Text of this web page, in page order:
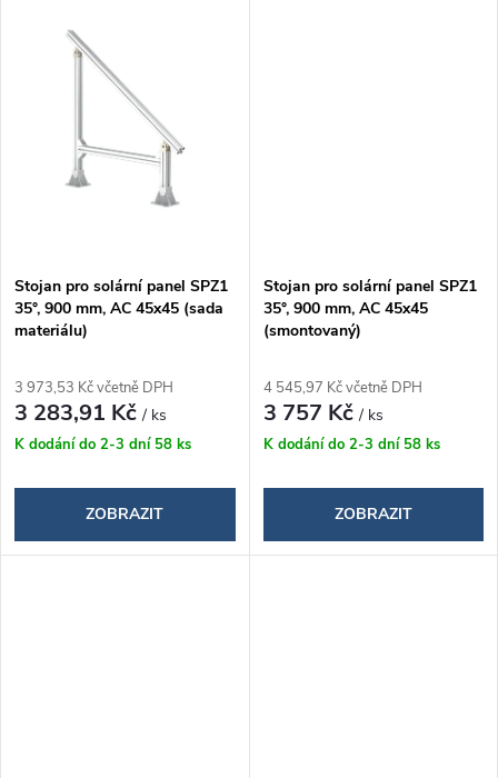
Stojan pro solární panel SPZ1
35°, 900 mm, AC 45x45 (sada
materiálu)
3 973,53 Kč včetně DPH
3 283,91 Kč/ ks
K dodání do 2-3 dní 58 ks
ZOBRAZIT
Stojan pro solární panel SPZ1
35°, 900 mm, AC 45x45
(smontovaný)
4 545,97 Kč včetně DPH
3 757 Kč/ ks
K dodání do 2-3 dní 58 ks
ZOBRAZIT